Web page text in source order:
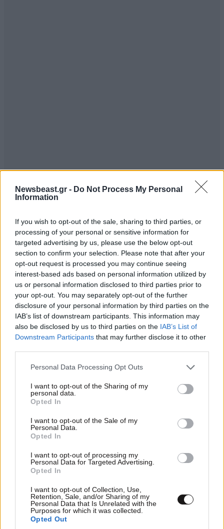
Newsbeast.gr - Do Not Process My Personal
Information
If you wish to opt-out of the sale, sharing to third parties, or
processing of your personal or sensitive information for
targeted advertising by us, please use the below opt-out
section to confirm your selection. Please note that after your
opt-out request is processed you may continue seeing
interest-based ads based on personal information utilized by
us or personal information disclosed to third parties prior to
your opt-out. You may separately opt-out of the further
disclosure of your personal information by third parties on the
IAB’s list of downstream participants. This information may
also be disclosed by us to third parties on the IAB’s List of
Downstream Participants that may further disclose it to other
Please note that this website/app uses one or more Google
not limited to your visit or usage behaviour. You may click to
grant or deny consent to Google and its third-party tags to
use your data for below specified purposes in below Google
consent section.
Personal Data Processing Opt Outs
I want to opt-out of the Sharing of my
personal data.
Opted In
I want to opt-out of the Sale of my
Personal Data.
Opted In
I want to opt-out of processing my
Personal Data for Targeted Advertising.
Opted In
I want to opt-out of Collection, Use,
Retention, Sale, and/or Sharing of my
Personal Data that Is Unrelated with the
Purposes for which it was collected.
Opted Out
ΕΛΛΑΔΑ
10χρονο κοριτσάκι